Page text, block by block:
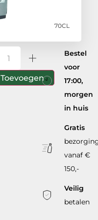
70CL
Toevoegen
Bestel
voor
17:00,
morgen
in huis
Gratis
vanaf €
150,-
Veilig
betalen